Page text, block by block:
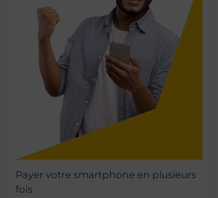
Payer votre smartphone en plusieurs
fois